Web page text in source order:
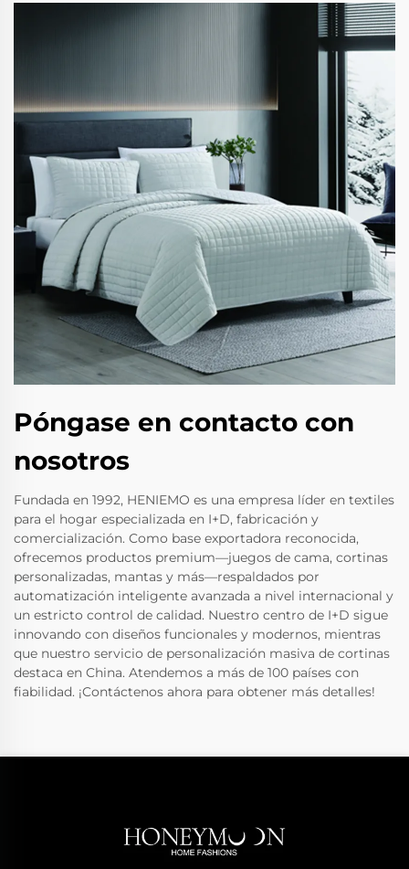
Póngase en contacto con
nosotros
Fundada en 1992, HENIEMO es una empresa líder en textiles
para el hogar especializada en I+D, fabricación y
comercialización. Como base exportadora reconocida,
ofrecemos productos premium—juegos de cama, cortinas
personalizadas, mantas y más—respaldados por
automatización inteligente avanzada a nivel internacional y
un estricto control de calidad. Nuestro centro de I+D sigue
innovando con diseños funcionales y modernos, mientras
que nuestro servicio de personalización masiva de cortinas
destaca en China. Atendemos a más de 100 países con
fiabilidad. ¡Contáctenos ahora para obtener más detalles!